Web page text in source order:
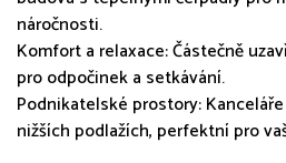
náročnosti.
Komfort a relaxace: Částečně
pro odpočinek a setkávání.
Podnikatelské prostory:
nižších podlažích, perfektní pro